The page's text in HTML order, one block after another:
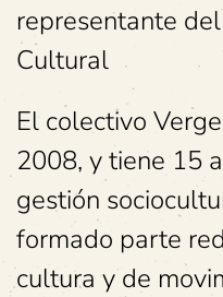
representante
Cultural
El colectivo
2008, y tiene 15
gestión
formado parte
cultura y de